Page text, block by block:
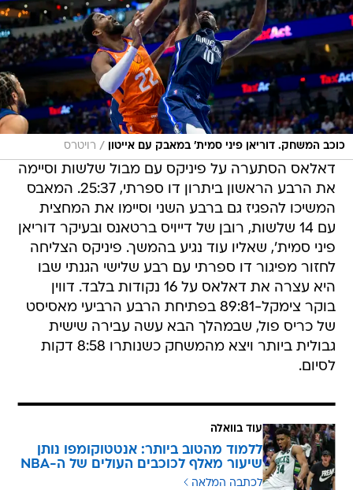
כוכב המשחק. דוריאן פיני סמית' במאבק עם אייטון / רויטרס
דאלאס הסתערה על פיניקס עם מבול שלשות וסיימה
את הרבע הראשון ביתרון דו ספרתי, 25:37. המאבס
המשיכו להפגיז גם ברבע השני וסיימו את המחצית
עם 14 שלשות, רובן של דייויס ברטאנס ובעיקר דוריאן
פיני סמית', שאליו עוד נגיע בהמשך. פיניקס הצליחה
לחזור מפיגור דו ספרתי עם רבע שלישי הגנתי שבו
היא עצרה את דאלאס על 16 נקודות בלבד. דווין
בוקר צימקל-89:81 בפתיחת הרבע הרביעי מאסיסט
של כריס פול, שבמהלך הבא עשה עבירה שישית
גבולית ביותר ויצא מהמשחק כשנותרו 8:58 דקות
לסיום.
עוד בוואלה
ללמוד מהטוב ביותר: אנטטוקומפו נותן
שיעור מאלף לכוכבים העולים של ה-NBA
לכתבה המלאה